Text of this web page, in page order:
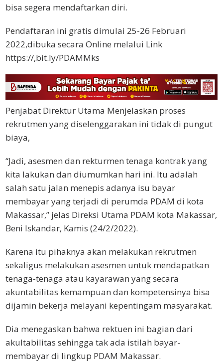
bisa segera mendaftarkan diri.
Pendaftaran ini gratis dimulai 25-26 Februari
2022,dibuka secara Online melalui Link
https://,bit.ly/PDAMMks
Penjabat Direktur Utama Menjelaskan proses
rekrutmen yang diselenggarakan ini tidak di pungut
biaya,
“Jadi, asesmen dan rekturmen tenaga kontrak yang
kita lakukan dan diumumkan hari ini. Itu adalah
salah satu jalan menepis adanya isu bayar
membayar yang terjadi di perumda PDAM di kota
Makassar,” jelas Direksi Utama PDAM kota Makassar,
Beni Iskandar, Kamis (24/2/2022).
Karena itu pihaknya akan melakukan rekrutmen
sekaligus melakukan asesmen untuk mendapatkan
tenaga-tenaga atau kayarawan yang secara
akuntabilitas kemampuan dan kompetensinya bisa
dijamin bekerja melayani kepentingam masyarakat.
Dia menegaskan bahwa rektuen ini bagian dari
akultabilitas sehingga tak ada istilah bayar-
membayar di lingkup PDAM Makassar.